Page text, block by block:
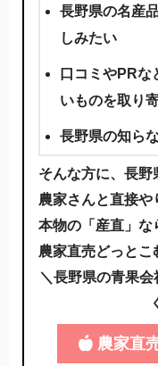
長野県の名産
しみたい
口コミやPRな
いものを取り
長野県の知ら
そんな方に、長
農家さんと直接や
本物の「産直」な
農家直売どっとこ
＼長野県の青果
農家直